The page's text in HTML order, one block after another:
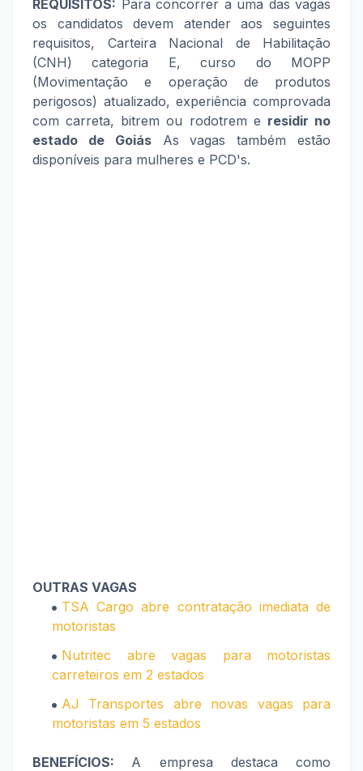
REQUISITOS: Para concorrer a uma das vagas
os candidatos devem atender aos seguintes
requisitos, Carteira Nacional de Habilitação
(CNH) categoria E,curso do MOPP
(Movimentação e operação de produtos
perigosos) atualizado, experiência comprovada
com carreta, bitrem ou rodotrem e residir no
estado de GoiásAs vagas também estão
disponíveis para mulheres e PCD's.
OUTRAS VAGAS
TSA Cargo abre contratação imediata de
motoristas
Nutritec abre vagas para motoristas
carreteiros em 2 estados
AJ Transportes abre novas vagas para
motoristas em 5 estados
BENEFÍCIOS: A empresa destaca como